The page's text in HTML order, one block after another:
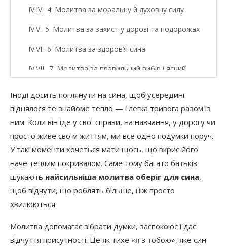
4. Молитва за моральну й духовну силу
5. Молитва за захист у дорозі та подорожах
6. Молитва за здоров’я сина
7. Молитва за правильний вибір і ясний
шлях
8. Молитва за сина, який переживає
важкий період
9. Молитва за характер, гідність і стійкість
10. Молитва за дорослого сина, який живе
своїм життям
Молитва до Божої Матері за сина
Молитва до Ангела-охоронця для
Молитва-оберіг для дорослого сина,
Іноді досить поглянути на сина, щоб усередині
піднялося те знайоме тепло — і легка тривога разом із
ним. Коли він іде у свої справи, на навчання, у дорогу чи
просто живе своїм життям, ми все одно подумки поруч.
У такі моменти хочеться мати щось, що вкриє його
наче теплим покривалом. Саме тому багато батьків
шукають найсильніша молитва оберіг для сина,
щоб відчути, що роблять більше, ніж просто
хвилюються.
Молитва допомагає зібрати думки, заспокоює і дає
відчуття присутності. Це як тихе «я з тобою», яке син